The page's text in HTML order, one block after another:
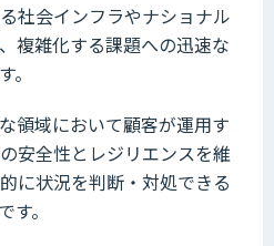
社会インフラやナショナル
複雑化する課題への迅速な
領域において顧客が運用す
安全性とレジリエンスを維
に状況を判断・対処できる
。